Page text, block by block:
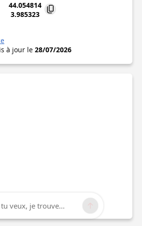
44.054814
3.985323
à jour le 28/07/2026
veux, je trouve...